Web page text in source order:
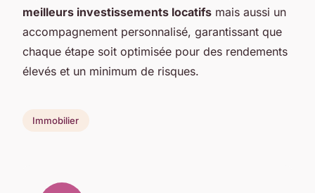
meilleurs investissements locatifs mais aussi un
accompagnement personnalisé, garantissant que
chaque étape soit optimisée pour des rendements
élevés et un minimum de risques.
Immobilier